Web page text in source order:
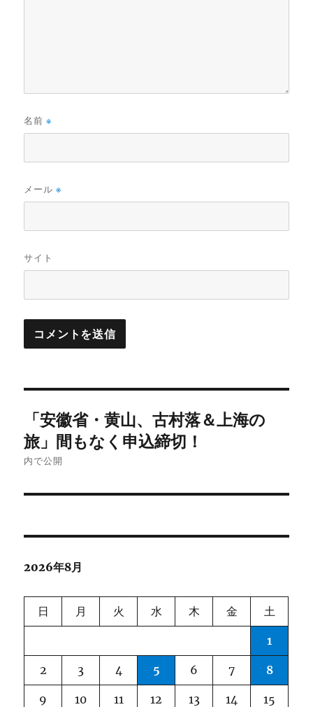
名前※
メール※
サイト
稿
ナ
ビ
ョ
「安徽省・黄山、古村落＆上海の
旅」間もなく申込締切！
内で公開
2026年8月
日 月 火 水 木 金 土
1
2 3 4 5 6 7 8
9 10 11 12 13 14 15